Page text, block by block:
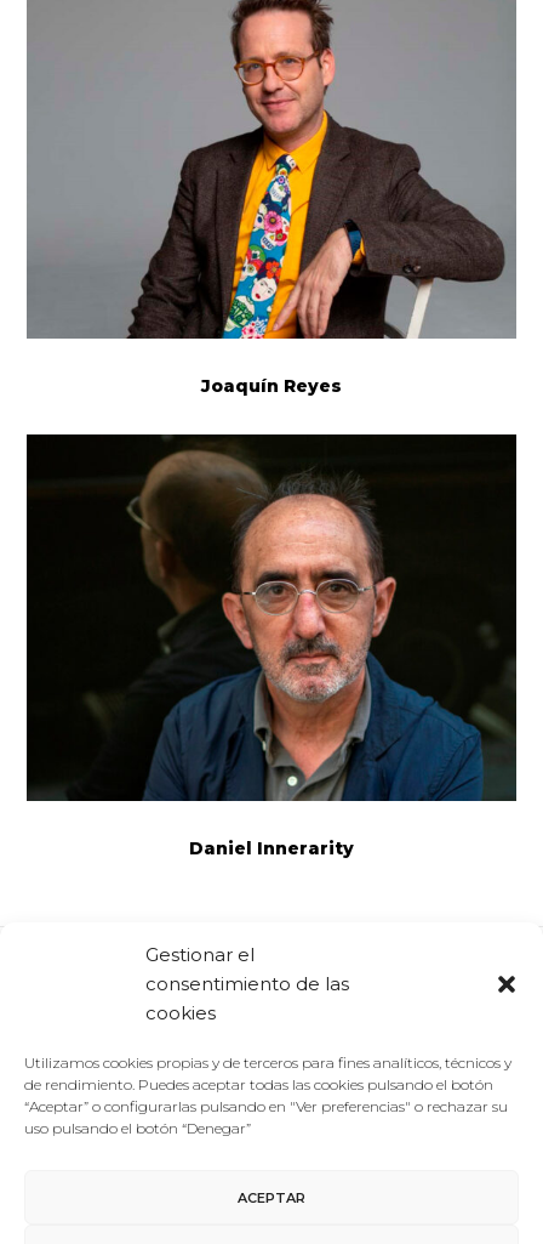
Gestionar el
consentimiento de las
cookies
Utilizamos cookies propias y de terceros para fines analíticos, técnicos y
de rendimiento. Puedes aceptar todas las cookies pulsando el botón
“Aceptar” o configurarlas pulsando en "Ver preferencias" o rechazar su
uso pulsando el botón “Denegar”
ACEPTAR
Joaquín Reyes
Daniel Innerarity
Comparte: Facebook Twitter